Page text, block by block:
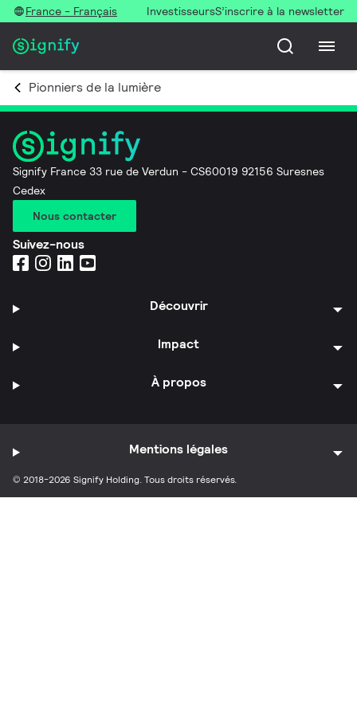
France - Français InvestisseursS’inscrire à la newsletter
Pionniers de la lumière
Signify France 33 rue de Verdun - CS60019 92156 Suresnes
Cedex
Nous contacter
Suivez-nous
Découvrir
Impact
À propos
© 2018-2026 Signify Holding. Tous droits réservés.
Mentions légales